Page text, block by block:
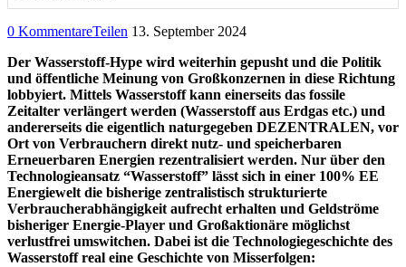
0 KommentareTeilen 13. September 2024
Der Wasserstoff-Hype wird weiterhin gepusht und die Politik
und öffentliche Meinung von Großkonzernen in diese Richtung
lobbyiert. Mittels Wasserstoff kann einerseits das fossile
Zeitalter verlängert werden (Wasserstoff aus Erdgas etc.) und
andererseits die eigentlich naturgegeben DEZENTRALEN, vor
Ort von Verbrauchern direkt nutz- und speicherbaren
Erneuerbaren Energien rezentralisiert werden. Nur über den
Technologieansatz “Wasserstoff” lässt sich in einer 100% EE
Energiewelt die bisherige zentralistisch strukturierte
Verbraucherabhängigkeit aufrecht erhalten und Geldströme
bisheriger Energie-Player und Großaktionäre möglichst
verlustfrei umswitchen. Dabei ist die Technologiegeschichte des
Wasserstoff real eine Geschichte von Misserfolgen: